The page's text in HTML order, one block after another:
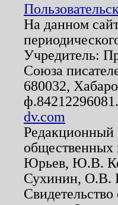
На данном
Учредитель:
Союза
680032,
dv.com
Редакционный
Юрьев, Ю.В.
Сухинин, О.В.